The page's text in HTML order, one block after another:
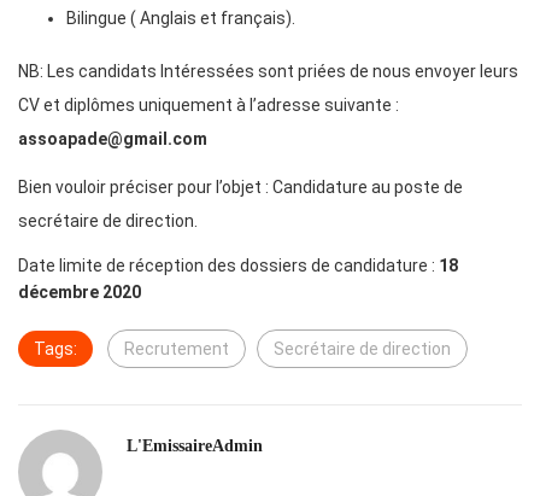
Bilingue ( Anglais et français).
NB: Les candidats Intéressées sont priées de nous envoyer leurs
CV et diplômes uniquement à l’adresse suivante :
assoapade@gmail.com
Bien vouloir préciser pour l’objet : Candidature au poste de
secrétaire de direction.
Date limite de réception des dossiers de candidature : 18
décembre 2020
Tags: Recrutement Secrétaire de direction
L'EmissaireAdmin